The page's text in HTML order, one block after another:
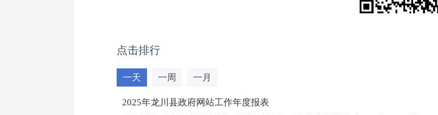
点击排行
一天 一周 一月
2025年龙川县政府网站工作年度报表